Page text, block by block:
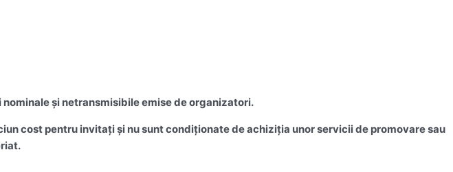
și netransmisibile emise de organizatori.
cost pentru invitați și nu sunt condiționate de achiziția unor servicii de promovare sau